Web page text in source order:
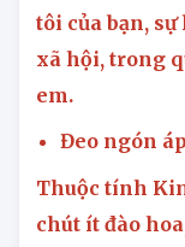
tôi của bạn,
xã hội, trong
em.
Đeo ngón
Thuộc tính
chút ít đào